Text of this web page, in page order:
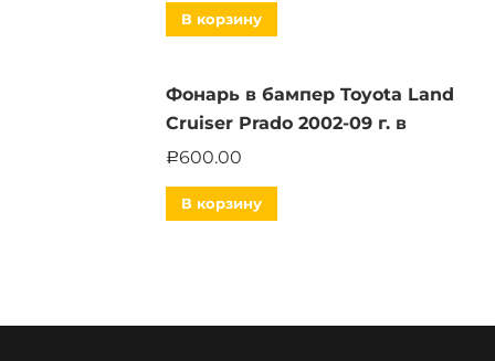
В корзину
Фонарь в бампер Toyota Land
Cruiser Prado 2002-09 г. в
Р600.00
В корзину